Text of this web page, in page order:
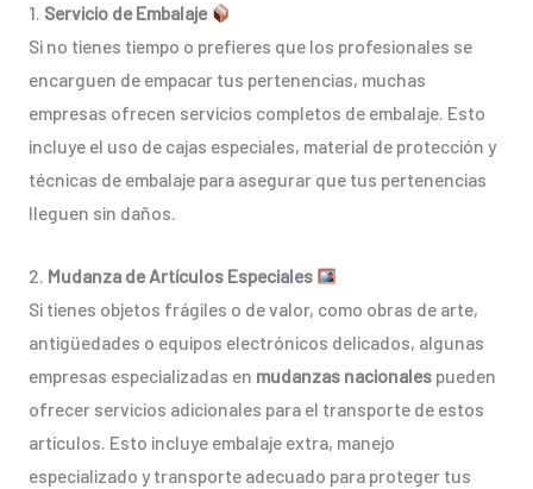
1. Servicio de Embalaje
Si no tienes tiempo o prefieres que los profesionales se
encarguen de empacar tus pertenencias, muchas
empresas ofrecen servicios completos de embalaje. Esto
incluye el uso de cajas especiales, material de protección y
técnicas de embalaje para asegurar que tus pertenencias
lleguen sin daños.
2. Mudanza de Artículos Especiales
Si tienes objetos frágiles o de valor, como obras de arte,
antigüedades o equipos electrónicos delicados, algunas
empresas especializadas en mudanzas nacionales pueden
ofrecer servicios adicionales para el transporte de estos
artículos. Esto incluye embalaje extra, manejo
especializado y transporte adecuado para proteger tus